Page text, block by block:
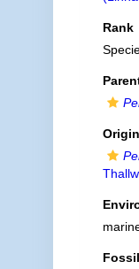
Rank